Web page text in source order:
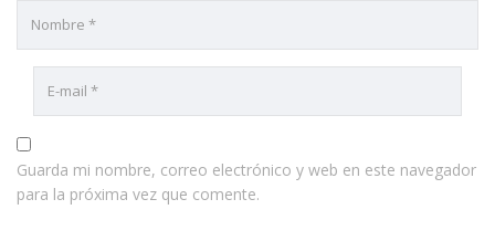
Guarda mi nombre, correo electrónico y web en este navegador
para la próxima vez que comente.